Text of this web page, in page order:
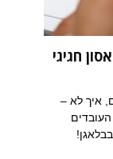
איך לא –